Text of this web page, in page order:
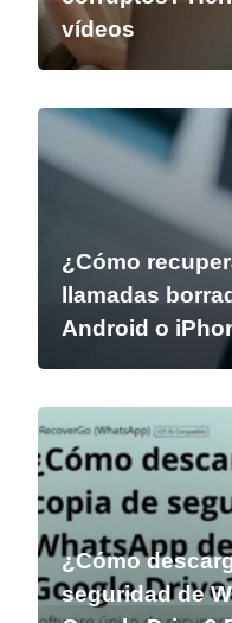
vídeos
¿Cómo
llamadas
Android o
¿Cómo
seguridad de